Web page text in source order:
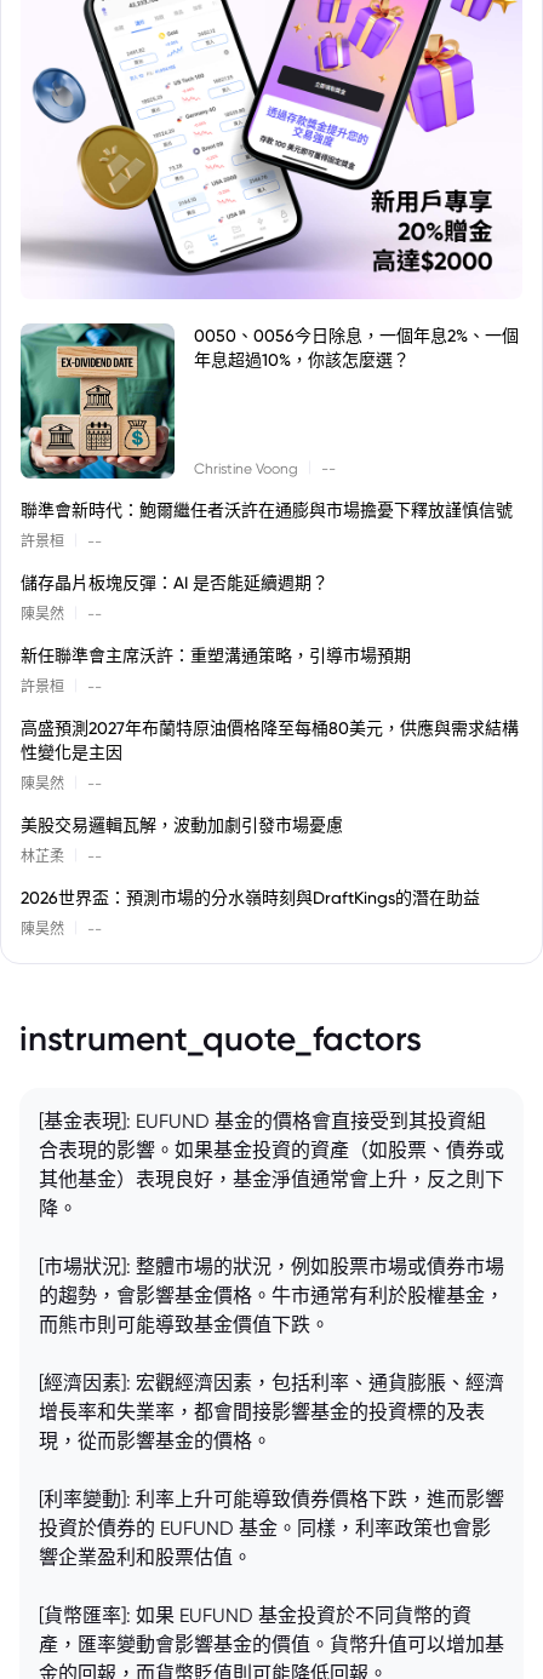
0050、0056今日除息，一個年息2%、一個
年息超過10%，你該怎麼選？
Christine Voong --
聯準會新時代：鮑爾繼任者沃許在通膨與市場擔憂下釋放謹慎信號
許景桓 --
儲存晶片板塊反彈：AI 是否能延續週期？
陳昊然 --
新任聯準會主席沃許：重塑溝通策略，引導市場預期
許景桓 --
高盛預測2027年布蘭特原油價格降至每桶80美元，供應與需求結構
性變化是主因
陳昊然 --
美股交易邏輯瓦解，波動加劇引發市場憂慮
林芷柔 --
2026世界盃：預測市場的分水嶺時刻與DraftKings的潛在助益
陳昊然 --
instrument_quote_factors
[基金表現]: EUFUND 基金的價格會直接受到其投資組
合表現的影響。如果基金投資的資產（如股票、債券或
其他基金）表現良好，基金淨值通常會上升，反之則下
降。
[市場狀況]: 整體市場的狀況，例如股票市場或債券市場
的趨勢，會影響基金價格。牛市通常有利於股權基金，
而熊市則可能導致基金價值下跌。
[經濟因素]: 宏觀經濟因素，包括利率、通貨膨脹、經濟
增長率和失業率，都會間接影響基金的投資標的及表
現，從而影響基金的價格。
[利率變動]: 利率上升可能導致債券價格下跌，進而影響
投資於債券的 EUFUND 基金。同樣，利率政策也會影
響企業盈利和股票估值。
[貨幣匯率]: 如果 EUFUND 基金投資於不同貨幣的資
產，匯率變動會影響基金的價值。貨幣升值可以增加基
金的回報，而貨幣貶值則可能降低回報。